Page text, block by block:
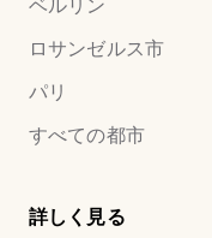
ベルリン
ロサンゼルス市
パリ
すべての都市
詳しく見る